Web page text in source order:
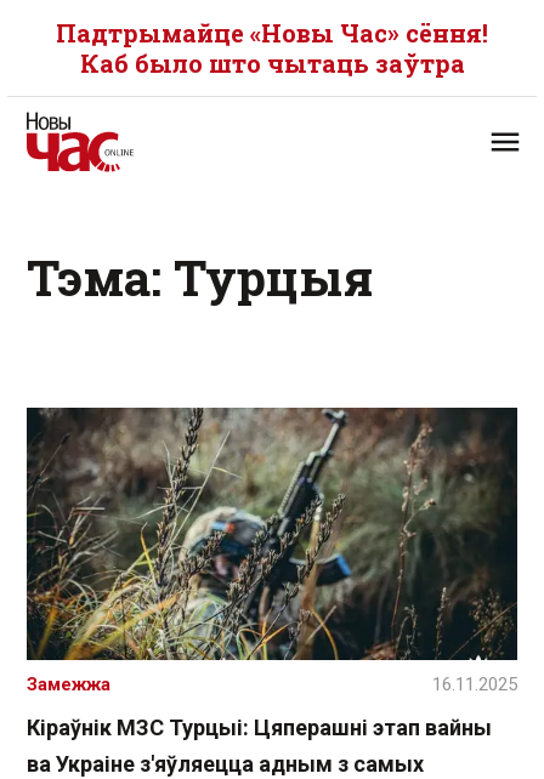
Падтрымайце «Новы Час» сёння!
Каб было што чытаць заўтра
Тэма: Турцыя
Кіраўнік МЗС Турцыі: Цяперашні этап вайны
ва Украіне з'яўляецца адным з самых
Замежжа 16.11.2025